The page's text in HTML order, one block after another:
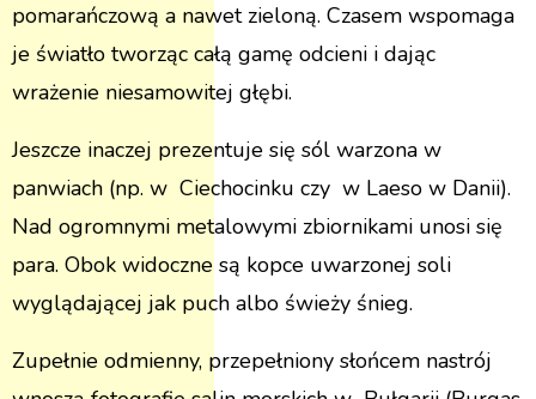
pomarańczową a nawet zieloną. Czasem wspomaga
je światło tworząc całą gamę odcieni i dając
wrażenie niesamowitej głębi.
Jeszcze inaczej prezentuje się sól warzona w
panwiach (np. w Ciechocinku czy w Laeso w Danii).
Nad ogromnymi metalowymi zbiornikami unosi się
para. Obok widoczne są kopce uwarzonej soli
wyglądającej jak puch albo świeży śnieg.
Zupełnie odmienny, przepełniony słońcem nastrój